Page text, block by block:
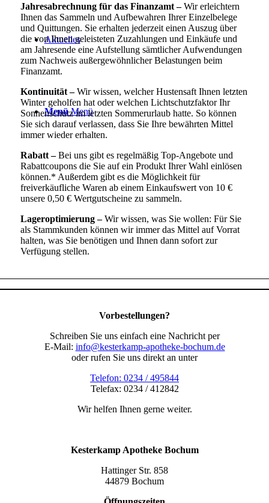
Aktuelles
Menü Menü
Jahresabrechnung für das Finanzamt –Wir erleichtern
Ihnen das Sammeln und Aufbewahren Ihrer Einzelbelege
und Quittungen. Sie erhalten jederzeit einen Auszug über
die von Ihnen geleisteten Zuzahlungen und Einkäufe und
am Jahresende eine Aufstellung sämtlicher Aufwendungen
zum Nachweis außergewöhnlicher Belastungen beim
Finanzamt.
Kontinuität –Wir wissen, welcher Hustensaft Ihnen letzten
Winter geholfen hat oder welchen Lichtschutzfaktor Ihr
Sonnenschutz im letzten Sommerurlaub hatte. So können
Sie sich darauf verlassen, dass Sie Ihre bewährten Mittel
immer wieder erhalten.
Rabatt –Bei uns gibt es regelmäßig Top-Angebote und
Rabattcoupons die Sie auf ein Produkt Ihrer Wahl einlösen
können.* Außerdem gibt es die Möglichkeit für
freiverkäufliche Waren ab einem Einkaufswert von 10 €
unsere 0,50 € Wertgutscheine zu sammeln.
Lageroptimierung –Wir wissen, was Sie wollen: Für Sie
als Stammkunden können wir immer das Mittel auf Vorrat
halten, was Sie benötigen und Ihnen dann sofort zur
Verfügung stellen.
Vorbestellungen?
Schreiben Sie uns einfach eine Nachricht per
E-Mail: info@kesterkamp-apotheke-bochum.de
oder rufen Sie uns direkt an unter
Telefon: 0234 / 495844
Telefax: 0234 / 412842
Wir helfen Ihnen gerne weiter.
Kesterkamp Apotheke Bochum
Hattinger Str. 858
44879 Bochum